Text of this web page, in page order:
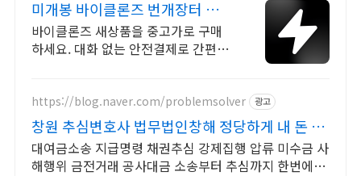
미개봉 바이클론즈 번개장터 국내
최대 브랜드 중고거래
바이클론즈 새상품을 중고가로 구매
하세요. 대화 없는 안전결제로 간편하
품 업로드
https://blog.naver.com/problemsolver 광고
창원 추심변호사 법무법인창해 정당하게 내 돈 받
기
대여금소송 지급명령 채권추심 강제집행 압류 미수금 사
해행위 금전거래 공사대금 소송부터 추심까지 한번에!